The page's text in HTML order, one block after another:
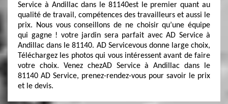
Service à Andillac dans le 81140est le premier quant au
qualité de travail, compétences des travailleurs et aussi le
prix. Nous vous conseillons de ne choisir qu’une équipe
qui gagne ! votre jardin sera parfait avec AD Service à
Andillac dans le 81140. AD Servicevous donne large choix,
Téléchargez les photos qui vous intéressent avant de faire
votre choix. Venez chezAD Service à Andillac dans le
81140 AD Service, prenez-rendez-vous pour savoir le prix
et le devis.